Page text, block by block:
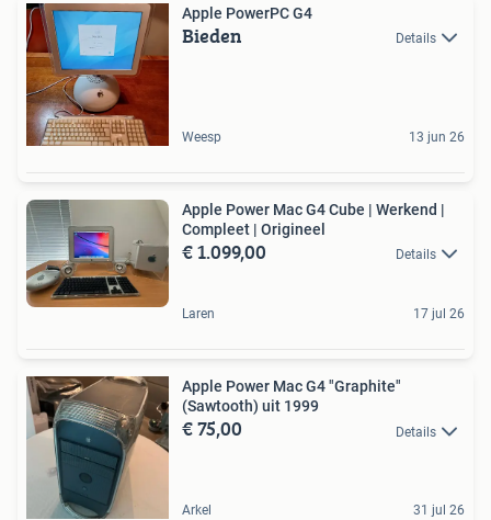
Apple PowerPC G4
Bieden Details
Weesp 13 jun 26
Apple Power Mac G4 Cube | Werkend |
Compleet | Origineel
€ 1.099,00 Details
Laren 17 jul 26
Apple Power Mac G4 "Graphite"
(Sawtooth) uit 1999
€ 75,00 Details
Arkel 31 jul 26